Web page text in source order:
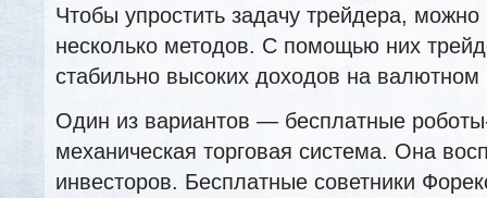
Чтобы упростить задачу трейдера, можно
несколько методов. С помощью них
стабильно высоких доходов на валютном
Один из вариантов — бесплатные
механическая торговая система. Она
инвесторов. Бесплатные советники